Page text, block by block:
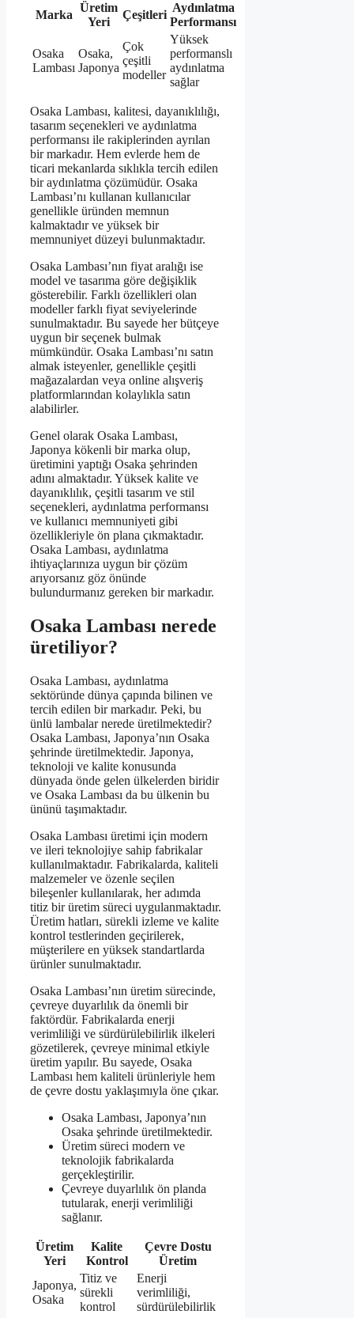
Marka
Üretim
Yeri
Çeşitleri
Aydınlatma
Performansı
Osaka
Lambası
Osaka,
Japonya
Çok
çeşitli
modeller
Yüksek
performanslı
aydınlatma
sağlar
Osaka Lambası, kalitesi, dayanıklılığı,
tasarım seçenekleri ve aydınlatma
performansı ile rakiplerinden ayrılan
bir markadır. Hem evlerde hem de
ticari mekanlarda sıklıkla tercih edilen
bir aydınlatma çözümüdür. Osaka
Lambası’nı kullanan kullanıcılar
genellikle üründen memnun
kalmaktadır ve yüksek bir
memnuniyet düzeyi bulunmaktadır.
Osaka Lambası’nın fiyat aralığı ise
model ve tasarıma göre değişiklik
gösterebilir. Farklı özellikleri olan
modeller farklı fiyat seviyelerinde
sunulmaktadır. Bu sayede her bütçeye
uygun bir seçenek bulmak
mümkündür. Osaka Lambası’nı satın
almak isteyenler, genellikle çeşitli
mağazalardan veya online alışveriş
platformlarından kolaylıkla satın
alabilirler.
Genel olarak Osaka Lambası,
Japonya kökenli bir marka olup,
üretimini yaptığı Osaka şehrinden
adını almaktadır. Yüksek kalite ve
dayanıklılık, çeşitli tasarım ve stil
seçenekleri, aydınlatma performansı
ve kullanıcı memnuniyeti gibi
özellikleriyle ön plana çıkmaktadır.
Osaka Lambası, aydınlatma
ihtiyaçlarınıza uygun bir çözüm
arıyorsanız göz önünde
bulundurmanız gereken bir markadır.
Osaka Lambası nerede
üretiliyor?
Osaka Lambası, aydınlatma
sektöründe dünya çapında bilinen ve
tercih edilen bir markadır. Peki, bu
ünlü lambalar nerede üretilmektedir?
Osaka Lambası, Japonya’nın Osaka
şehrinde üretilmektedir. Japonya,
teknoloji ve kalite konusunda
dünyada önde gelen ülkelerden biridir
ve Osaka Lambası da bu ülkenin bu
ününü taşımaktadır.
Osaka Lambası üretimi için modern
ve ileri teknolojiye sahip fabrikalar
kullanılmaktadır. Fabrikalarda, kaliteli
malzemeler ve özenle seçilen
bileşenler kullanılarak, her adımda
titiz bir üretim süreci uygulanmaktadır.
Üretim hatları, sürekli izleme ve kalite
kontrol testlerinden geçirilerek,
müşterilere en yüksek standartlarda
ürünler sunulmaktadır.
Osaka Lambası’nın üretim sürecinde,
çevreye duyarlılık da önemli bir
faktördür. Fabrikalarda enerji
verimliliği ve sürdürülebilirlik ilkeleri
gözetilerek, çevreye minimal etkiyle
üretim yapılır. Bu sayede, Osaka
Lambası hem kaliteli ürünleriyle hem
de çevre dostu yaklaşımıyla öne çıkar.
Osaka Lambası, Japonya’nın
Osaka şehrinde üretilmektedir.
Üretim süreci modern ve
teknolojik fabrikalarda
gerçekleştirilir.
Çevreye duyarlılık ön planda
tutularak, enerji verimliliği
sağlanır.
Üretim
Yeri
Kalite
Kontrol
Çevre Dostu
Üretim
Japonya,
Osaka
Titiz ve
sürekli
kontrol
Enerji
verimliliği,
sürdürülebilirlik